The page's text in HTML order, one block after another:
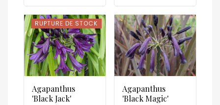
Agapanthus
'Black Jack'
RUPTURE DE STOCK
RUPTURE DE STOCK
Agapanthus
'Black Magic'